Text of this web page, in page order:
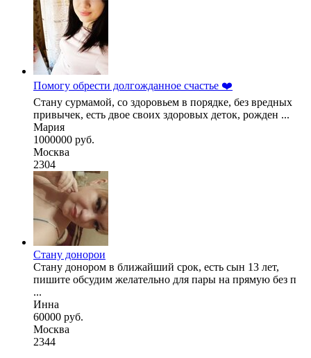
Помогу обрести долгожданное счастье ❤️
Стану сурмамой, со здоровьем в порядке, без вредных
привычек, есть двое своих здоровых деток, рожден ...
Мария
1000000 руб.
Москва
2304
Стану донорои
Стану донором в ближайший срок, есть сын 13 лет,
пишите обсудим желательно для пары на прямую без п
...
Инна
60000 руб.
Москва
2344